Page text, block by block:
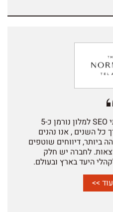
חברת A-2-Z מספקת שירותי SEO למלון נורמן כ-5
כל השנים , אנו נהנים
ביותר, דיווחים שוטפים
לחברה יש חלק
היעד בארץ ובעולם.
>>